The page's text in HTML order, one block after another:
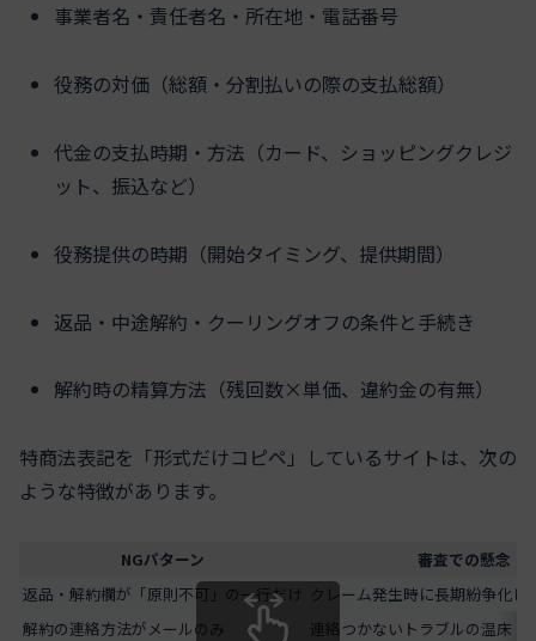
事業者名・責任者名・所在地・電話番号
役務の対価（総額・分割払いの際の支払総額）
代金の支払時期・方法（カード、ショッピングクレジ
ット、振込など）
役務提供の時期（開始タイミング、提供期間）
返品・中途解約・クーリングオフの条件と手続き
解約時の精算方法（残回数×単価、違約金の有無）
特商法表記を「形式だけコピペ」しているサイトは、次の
ような特徴があります。
NGパターン
審査での懸念
返品・解約欄が「原則不可」の一行だけ クレーム発生時に長期紛争化し
解約の連絡方法がメールのみ
連絡つかないトラブルの温床